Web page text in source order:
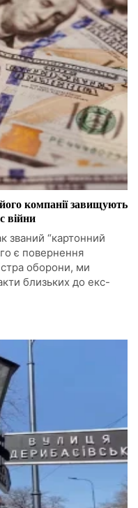
компанії завищують
війни
званий “картонний
є повернення
оборони, ми
близьких до екс-